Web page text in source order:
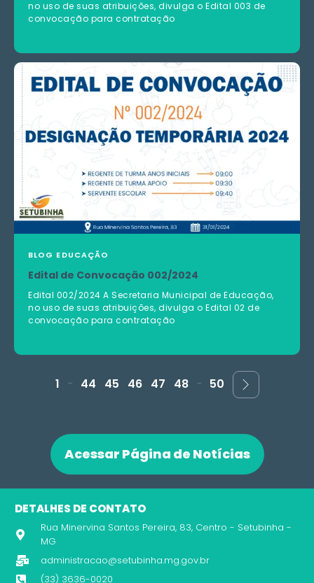
no uso de suas atribuições, divulga o Edital 003 de
convocação para contratação
BLOG EDUCAÇÃO
Edital de Convocação 002/2024
Edital 002/2024 A Secretaria Municipal de Educação,
no uso de suas atribuições, divulga o Edital 02 de
convocação para contratação
1 ... 44 45 46 47 48 ... 50
Acessar Página de Notícias
DETALHES DE CONTATO
Rua Minervina Santos Pereira, 83, Centro - Setubinha -
MG
administracao@setubinha.mg.gov.br
(33) 3636-0020